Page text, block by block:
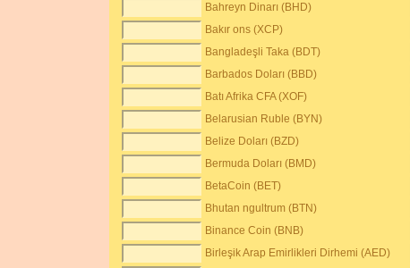
Bahreyn Dinarı (BHD)
Bakır ons (XCP)
Bangladeşli Taka (BDT)
Barbados Doları (BBD)
Batı Afrika CFA (XOF)
Belarusian Ruble (BYN)
Belize Doları (BZD)
Bermuda Doları (BMD)
BetaCoin (BET)
Bhutan ngultrum (BTN)
Binance Coin (BNB)
Birleşik Arap Emirlikleri Dirhemi (AED)